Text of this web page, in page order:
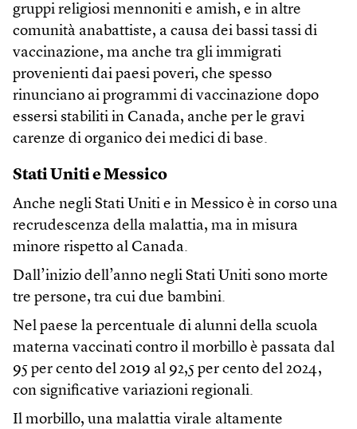
gruppi religiosi mennoniti e amish, e in altre
comunità anabattiste, a causa dei bassi tassi di
vaccinazione, ma anche tra gli immigrati
provenienti dai paesi poveri, che spesso
rinunciano ai programmi di vaccinazione dopo
essersi stabiliti in Canada, anche per le gravi
carenze di organico dei medici di base.
Stati Uniti e Messico
Anche negli Stati Uniti e in Messico è in corso una
recrudescenza della malattia, ma in misura
minore rispetto al Canada.
Dall’inizio dell’anno negli Stati Uniti sono morte
tre persone, tra cui due bambini.
Nel paese la percentuale di alunni della scuola
materna vaccinati contro il morbillo è passata dal
95 per cento del 2019 al 92,5 per cento del 2024,
con significative variazioni regionali.
Il morbillo, una malattia virale altamente